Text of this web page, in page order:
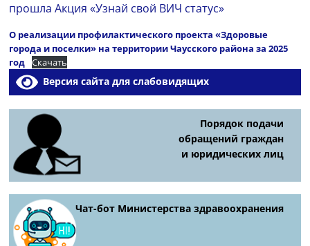
прошла Акция «Узнай свой ВИЧ статус»
О реализации профилактического проекта «Здоровые
города и поселки» на территории Чаусского района за 2025
год Скачать
Версия сайта для слабовидящих
Порядок подачи
обращений граждан
и юридических лиц
Чат-бот Министерства здравоохранения